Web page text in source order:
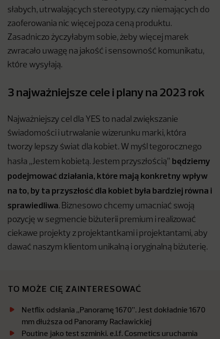
słabych, utrwalających stereotypy, czy niemających do
zaoferowania nic więcej poza ceną produktu.
Zasadniczo życzyłabym sobie, żeby więcej marek
zwracało uwagę na jakość i sensowność komunikatu,
które wysyłają.
3 najważniejsze cele i plany na 2023 rok
Najważniejszy cel dla YES to nadal zwiększanie
świadomości i utrwalanie wizerunku marki, która
tworzy lepszy świat dla kobiet. W myśl tegorocznego
hasła „Jestem kobietą. Jestem przyszłością” będziemy
podejmować działania, które mają konkretny wpływ
na to, by ta przyszłość dla kobiet była bardziej równa i
sprawiedliwa. Biznesowo chcemy umacniać swoją
pozycję w segmencie biżuterii premium i realizować
ciekawe projekty z projektantkami i projektantami, aby
dawać naszym klientom unikalną i oryginalną biżuterię.
TO MOŻE CIĘ ZAINTERESOWAĆ
Netflix odsłania „Panoramę 1670”. Jest dokładnie 1670
mm dłuższa od Panoramy Racławickiej
Poutine jako test szminki. e.l.f. Cosmetics uruchamia